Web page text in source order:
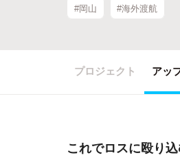
#岡山 #海外渡航
プロジェクト アッ
これでロスに殴り込